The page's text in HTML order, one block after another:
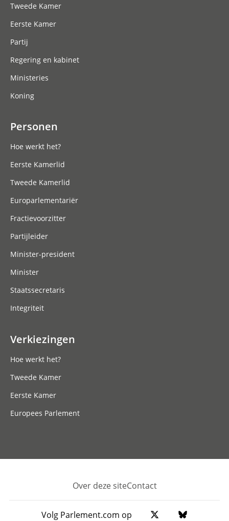
Tweede Kamer
Eerste Kamer
Partij
Regering en kabinet
Ministeries
Koning
Personen
Hoe werkt het?
Eerste Kamerlid
Tweede Kamerlid
Europarlementariër
Fractievoorzitter
Partijleider
Minister-president
Minister
Staatssecretaris
Integriteit
Verkiezingen
Hoe werkt het?
Tweede Kamer
Eerste Kamer
Europees Parlement
Footer
Over deze siteContact
Volg Parlement.com op